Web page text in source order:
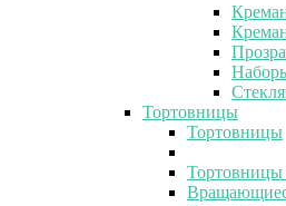
Тортовницы
Тортовницы